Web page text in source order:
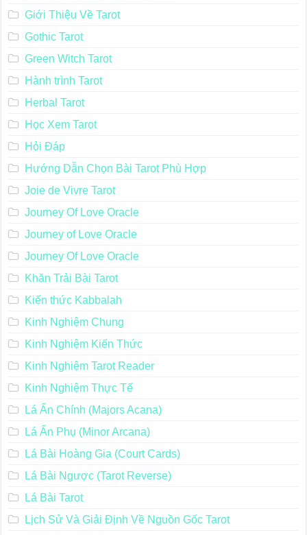
Giới Thiệu Về Tarot
Gothic Tarot
Green Witch Tarot
Hành trình Tarot
Herbal Tarot
Học Xem Tarot
Hỏi Đáp
Hướng Dẫn Chọn Bài Tarot Phù Hợp
Joie de Vivre Tarot
Journey Of Love Oracle
Journey of Love Oracle
Journey Of Love Oracle
Khăn Trải Bài Tarot
Kiến thức Kabbalah
Kinh Nghiệm Chung
Kinh Nghiệm Kiến Thức
Kinh Nghiệm Tarot Reader
Kinh Nghiệm Thực Tế
Lá Ẩn Chính (Majors Acana)
Lá Ẩn Phụ (Minor Arcana)
Lá Bài Hoàng Gia (Court Cards)
Lá Bài Ngược (Tarot Reverse)
Lá Bài Tarot
Lịch Sử Và Giải Định Về Nguồn Gốc Tarot